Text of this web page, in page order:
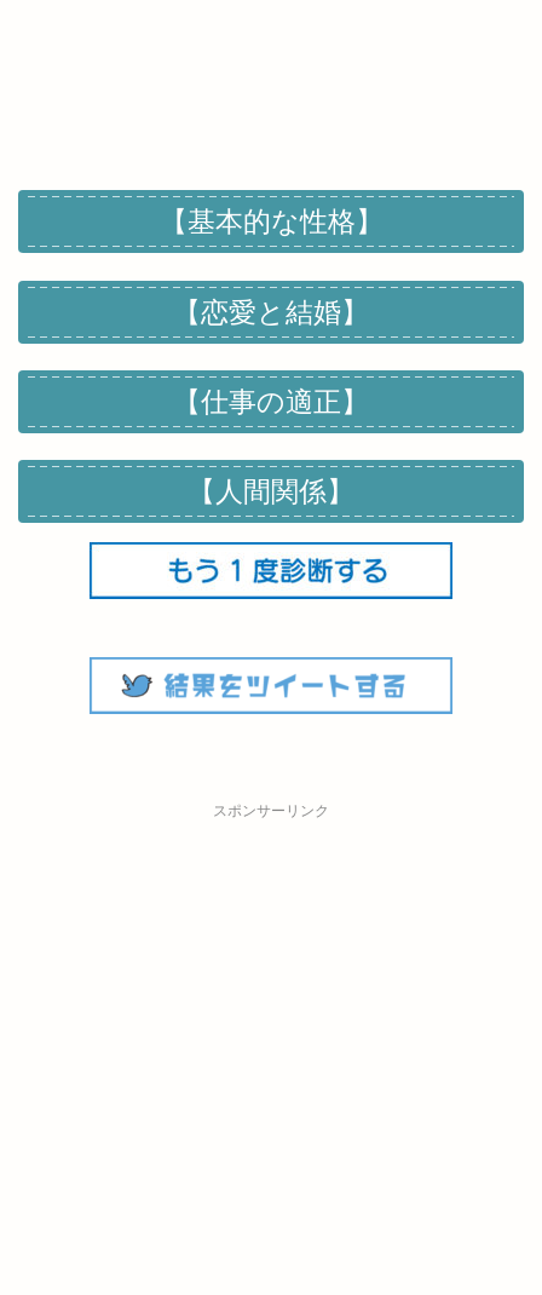
【基本的な性格】
【恋愛と結婚】
【仕事の適正】
【人間関係】
スポンサーリンク